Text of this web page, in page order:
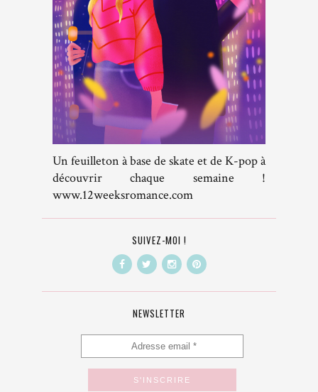
Un feuilleton à base de skate et de K-pop à
découvrir chaque semaine !
www.12weeksromance.com
SUIVEZ-MOI !
NEWSLETTER